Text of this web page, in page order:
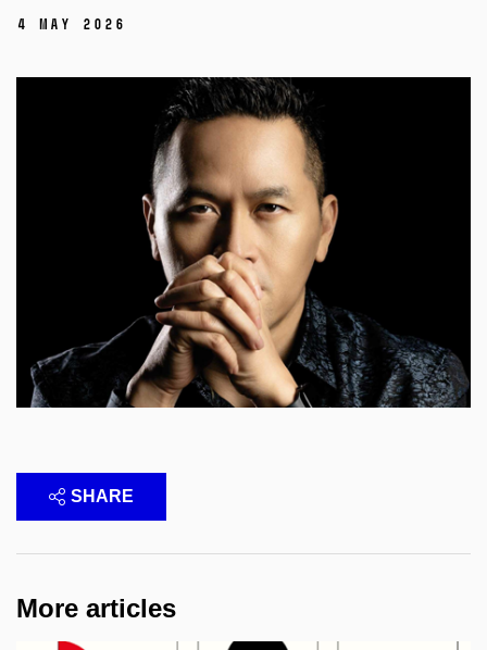
4 May 2026
SHARE
More articles